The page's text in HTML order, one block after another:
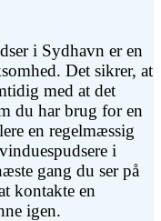
i Sydhavn er en
Det sikrer, at
med at det
du har brug for en
en regelmæssig
i
gang du ser på
kontakte en
igen.